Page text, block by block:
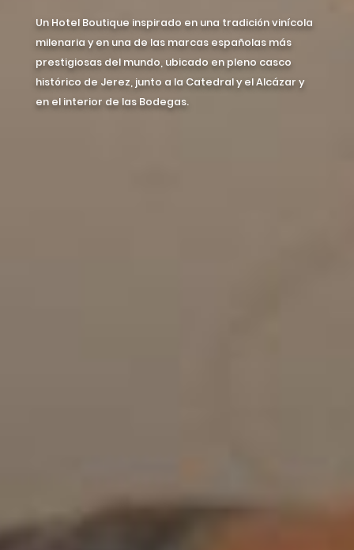
Un Hotel Boutique inspirado en una tradición vinícola
milenaria y en una de las marcas españolas más
prestigiosas del mundo, ubicado en pleno casco
histórico de Jerez, junto a la Catedral y el Alcázar y
en el interior de las Bodegas.